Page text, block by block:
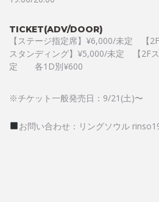
TICKET(ADV/DOOR)
【ステージ指定席】¥6,000/未定 【
スタンディング】¥5,000/未定 【2F
定 各1D別¥600
※チケット一般発売日：9/21(土)〜
お問い合わせ：リングソウル